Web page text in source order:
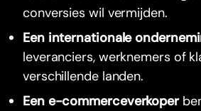
conversies wil vermijden.
Een internationale
leveranciers, werknemers of
verschillende landen.
Een e-commerceverkoper